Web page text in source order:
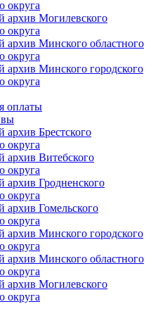
округа
архив Могилевского
округа
архив Минского областного
округа
архив Минского городского
округа
оплаты
архив Брестского
округа
архив Витебского
округа
архив Гродненского
округа
архив Гомельского
округа
архив Минского городского
округа
архив Минского областного
округа
архив Могилевского
округа